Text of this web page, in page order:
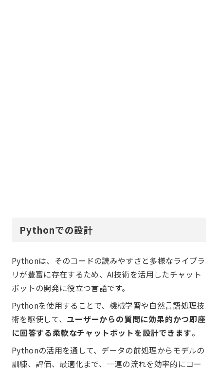
Pythonでの設計
Pythonは、そのコードの読みやすさと多様なライブラ
リが豊富に存在するため、AI技術を活用したチャット
ボットの開発に役立つ言語です。
Pythonを使用することで、機械学習や自然言語処理技
術を駆使して、 ユーザーからの質問に効果的かつ即座
に回答する柔軟なチャットボットを設計できます。
Pythonの活用を通して、データの前処理からモデルの
訓練、評価、最適化まで、一連の流れを効率的にコー